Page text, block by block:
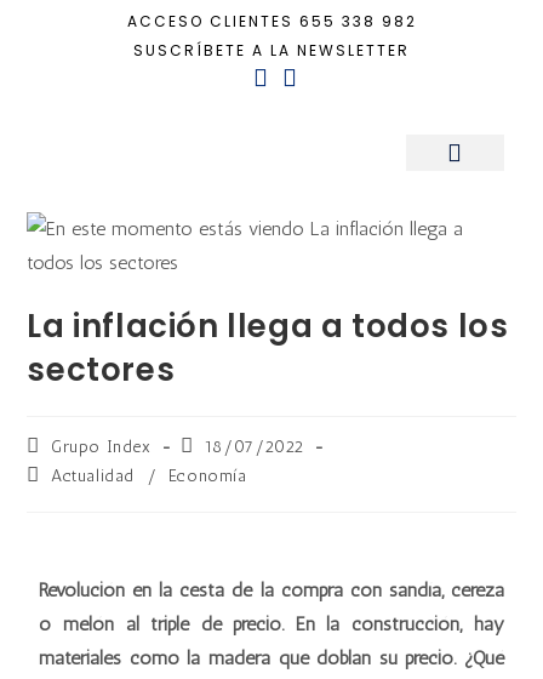
ACCESO CLIENTES 655 338 982
SUSCRÍBETE A LA NEWSLETTER
La inflación llega a todos los
sectores
Grupo Index
18/07/2022
Actualidad
/ Economía
Revolución en la cesta de la compra con sandía, cereza
o melón al triple de precio. En la construcción, hay
materiales como la madera que doblan su precio. ¿Qué